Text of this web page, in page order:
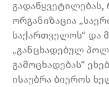
ორგანიზაცია
საქართველოს“ და
„განცხადებულ
გამოცხადებას“
ისაუბრა ბიუროს